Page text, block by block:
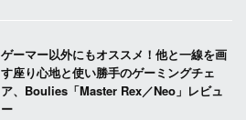
ゲーマー以外にもオススメ！他と一線を画
す座り心地と使い勝手のゲーミングチェ
ア、Boulies「Master Rex／Neo」レビュ
ー